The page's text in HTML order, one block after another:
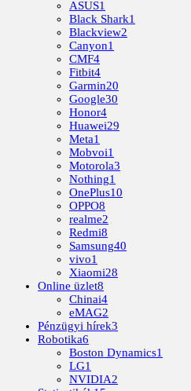
ASUS1
Black Shark1
Blackview2
Canyon1
CMF4
Fitbit4
Garmin20
Google30
Honor4
Huawei29
Meta1
Mobvoi1
Motorola3
Nothing1
OnePlus10
OPPO8
realme2
Redmi8
Samsung40
vivo1
Xiaomi28
Online üzlet8
Chinai4
eMAG2
Pénzügyi hírek3
Robotika6
Boston Dynamics1
LG1
NVIDIA2